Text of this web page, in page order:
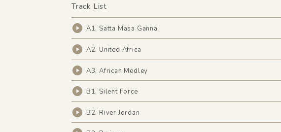
Track List
A1. Satta Masa Ganna
A2. United Africa
A3. African Medley
B1. Silent Force
B2. River Jordan